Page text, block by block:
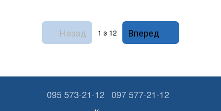
Назад 1 з 12 Вперед
095 573-21-12 097 577-21-12